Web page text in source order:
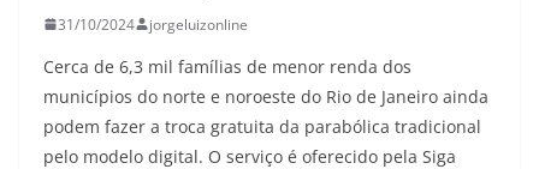
31/10/2024 jorgeluizonline
Cerca de 6,3 mil famílias de menor renda dos
municípios do norte e noroeste do Rio de Janeiro ainda
podem fazer a troca gratuita da parabólica tradicional
pelo modelo digital. O serviço é oferecido pela Siga